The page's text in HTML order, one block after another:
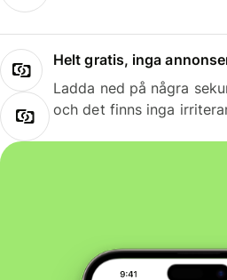
Helt gratis, inga
Ladda ned på några
och det finns inga